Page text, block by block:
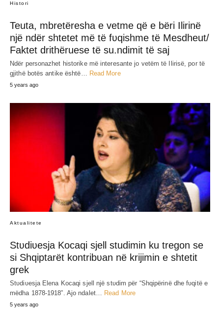
Histori
Teuta, mbretëresha e vetme që e bëri Ilirinë
një ndër shtetet më të fʋqishme të Mesdheut/
Faktet drithëruese të su.ndimit të saj
Ndër personazhet historike më interesante jo vetëm të Ilirisë, por të
gjithë botës antike është… Read More
5 years ago
Aktualitete
Stʋdiʋesja Kocaqi sjell studimin ku tregon se
si Shqiptarët kontribʋan në krijimin e shtetit
grek
Stʋdiʋesja Elena Kocaqi sjell një stʋdim për “Shqipërinë dhe fʋqitë e
mëdha 1878-1918”. Ajo ndalet… Read More
5 years ago